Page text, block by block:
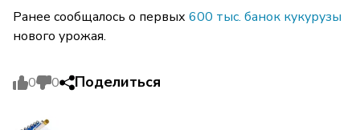
Ранее сообщалось о первых 600 тыс. банок кукурузы
нового урожая.
0 0 Поделиться